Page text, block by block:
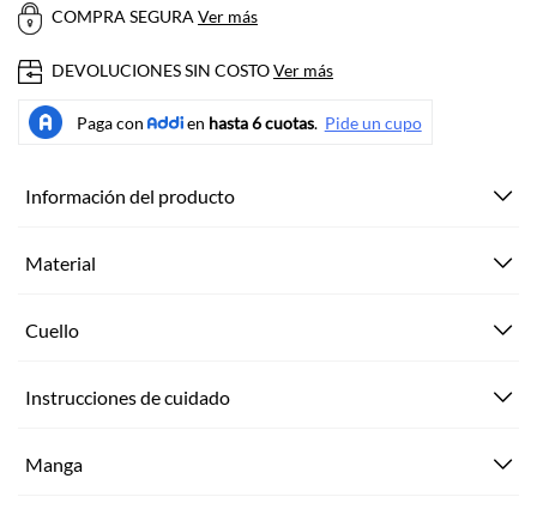
COMPRA SEGURA Ver más
DEVOLUCIONES SIN COSTOVer más
Información del producto
Material
Cuello
Instrucciones de cuidado
Manga